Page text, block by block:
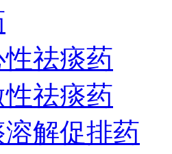
祛痰药
祛痰药
解促排药